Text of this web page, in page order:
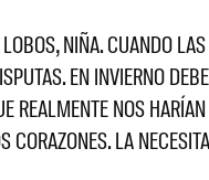
NIÑA. CUANDO
EN INVIERNO
REALMENTE NOS
CORAZONES. LA